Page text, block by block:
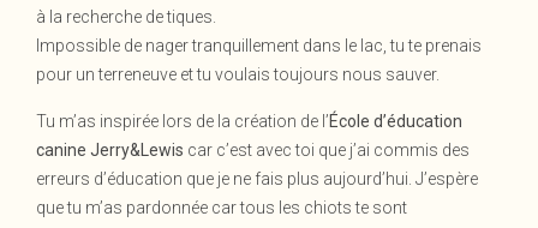
à la recherche de tiques.
Impossible de nager tranquillement dans le lac, tu te prenais
pour un terreneuve et tu voulais toujours nous sauver.
Tu m’as inspirée lors de la création de l’École d’éducation
canine Jerry&Lewis car c’est avec toi que j’ai commis des
erreurs d’éducation que je ne fais plus aujourd’hui. J’espère
que tu m’as pardonnée car tous les chiots te sont